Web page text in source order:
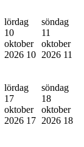
lördag
10
oktober
2026 10
söndag
11
oktober
2026 11
lördag
17
oktober
2026 17
söndag
18
oktober
2026 18